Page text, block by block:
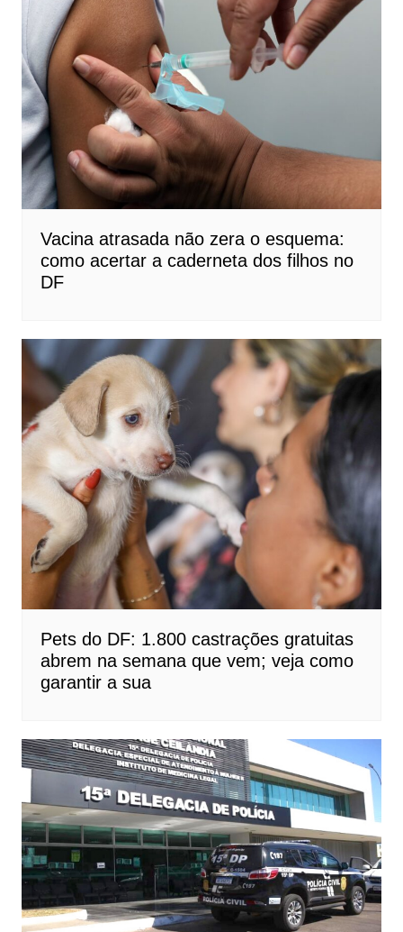
Vacina atrasada não zera o esquema:
como acertar a caderneta dos filhos no
DF
Pets do DF: 1.800 castrações gratuitas
abrem na semana que vem; veja como
garantir a sua